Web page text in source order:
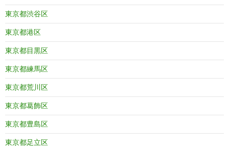
東京都渋谷区
東京都港区
東京都目黒区
東京都練馬区
東京都荒川区
東京都葛飾区
東京都豊島区
東京都足立区